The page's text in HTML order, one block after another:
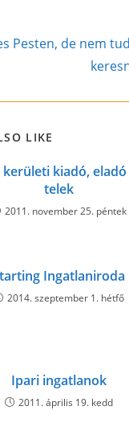
Pesten, de nem
LIKE
kiadó, eladó
telek
2011. november 25. péntek
Ingatlaniroda
2014. szeptember 1. hétfő
Ipari ingatlanok
2011. április 19. kedd